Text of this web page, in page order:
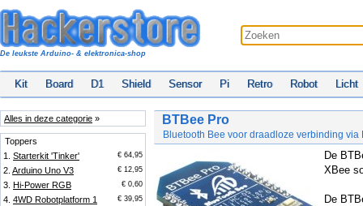
De leukste Arduino- & elektronica-shop
Kit Board D1 Shield Sensor Pi Retro Robot Licht
Alles in deze categorie »
Toppers
1. Starterkit 'Tinker' € 64,95
2. Arduino Uno V3 € 12,95
3. Hi-Power RGB € 0,60
4. 4WD Robotplatform 1 € 39,95
BTBee Pro
Bluetooth Bee voor draadloze verbinding via
De
XBee
De